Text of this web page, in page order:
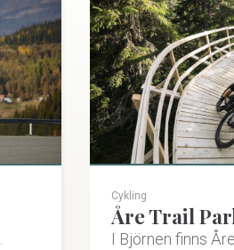
Cykling
Åre Trail
I Björnen finns